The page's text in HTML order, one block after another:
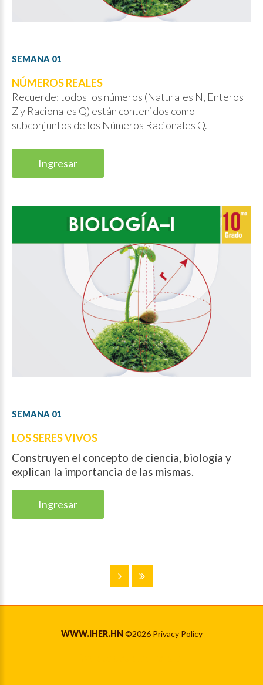
SEMANA 01
NÚMEROS REALES
Recuerde: todos los números (Naturales N, Enteros
Z y Racionales Q) están contenidos como
subconjuntos de los Números Racionales Q.
Ingresar
SEMANA 01
LOS SERES VIVOS
Construyen el concepto de ciencia, biología y
explican la importancia de las mismas.
Ingresar
WWW.IHER.HN ©2026 Privacy Policy